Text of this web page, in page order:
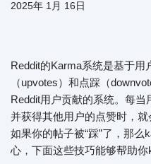
2025年 1月 16日
Reddit的Karma系统是基于用
（upvotes）和点踩（
Reddit用户贡献的系统。每当
并获得其他用户的点赞时，
如果你的帖子被“踩”了，那
心，下面这些技巧能够帮助你